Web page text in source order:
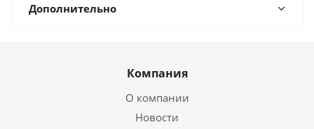
Дополнительно
Компания
О компании
Новости